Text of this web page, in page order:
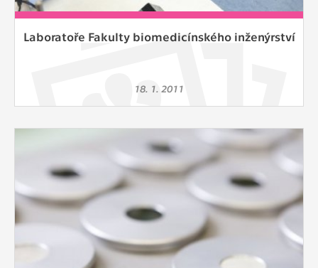
Laboratoře Fakulty biomedicínského inženýrství
18. 1. 2011